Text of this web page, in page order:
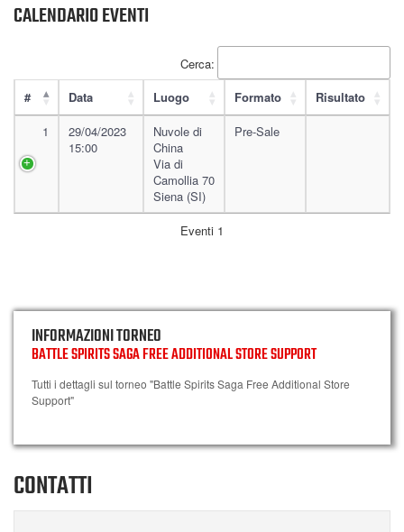
CALENDARIO EVENTI
Cerca:
#
Data Luogo Formato
Risultato
1
29/04/2023
15:00
Nuvole di
China
Via di
Camollia 70
Siena (SI)
Pre-Sale
Eventi 1
INFORMAZIONI TORNEO
BATTLE SPIRITS SAGA FREE ADDITIONAL STORE SUPPORT
Tutti i dettagli sul torneo "Battle Spirits Saga Free Additional Store
Support"
CONTATTI